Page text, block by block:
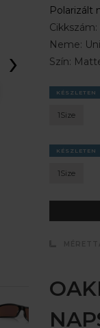
›
Polarizált
Cikkszám:
Neme:
Szín:
KÉSZLETEN
1Size
KÉSZLETEN
1Size